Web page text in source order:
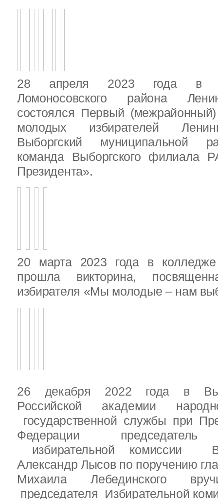
28 апреля 2023 года в
Ломоносовского района
состоялся Первый
молодых избирателей
Выборгский муниципальной
команда Выборгского филиала
Президента».
20 марта 2023 года в колледже
прошла викторина,
избирателя «Мы молодые – нам
26 декабря 2022 года в
Российской академии
государственной службы при
Федерации председатель
избирательной комиссии
Александр Лысов по поручению
Михаила Лебединского
председателя Избирательной